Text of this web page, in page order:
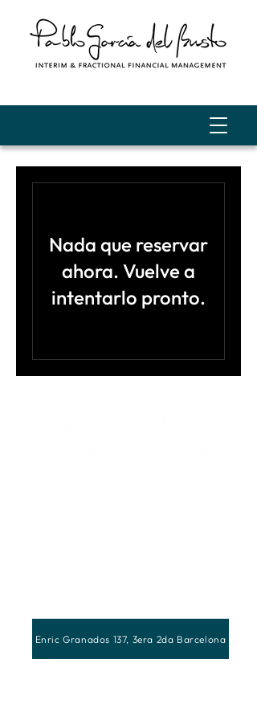
Nada que reservar
ahora. Vuelve a
intentarlo pronto.
Enric Granados 137, 3era 2da Barcelona